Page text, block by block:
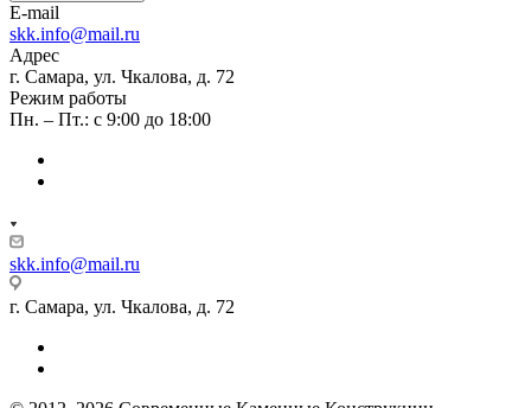
E-mail
skk.info@mail.ru
Адрес
г. Самара, ул. Чкалова, д. 72
Режим работы
Пн. – Пт.: с 9:00 до 18:00
skk.info@mail.ru
г. Самара, ул. Чкалова, д. 72